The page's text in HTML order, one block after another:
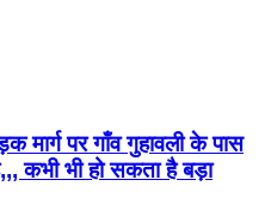
मार्ग पर गाँव गुहावली के पास
कभी भी हो सकता है बड़ा